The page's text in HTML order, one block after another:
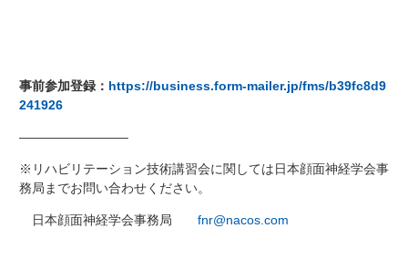
事前参加登録： https://business.form-mailer.jp/fms/b39fc8d9
241926
————————–
※リハビリテーション技術講習会に関しては日本顔面神経学会事
務局までお問い合わせください。
日本顔面神経学会事務局 fnr@nacos.com